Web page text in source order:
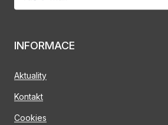
INFORMACE
Aktuality
Kontakt
Cookies